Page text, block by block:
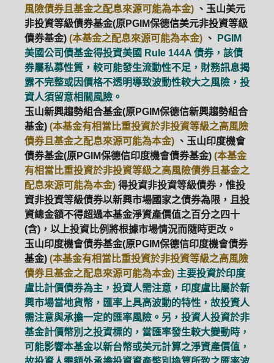
PGIM系列基金 168循環投資
定期(不)定額 高成長基金 月配息
風險債券且基金之配息來源可能為本金) 、玉山美元
非投資等級債券基金(原PGIM保德信美元非投資等級
債券基金) (本基金之配息來源可能為本金) 、
PGIM
美國公司債基金得投資美國 Rule 144A 債券，該債
券屬私募性質，較可能發生流動性不足，財務訊息揭
露不完整或因價格不透明導致波動性較大之風險，投
資人須留意相關風險。
玉山新興趨勢組合基金(原PGIM保德信新興趨勢組合
基金) (本基金有相當比重投資於非投資等級之高風險
債券且基金之配息來源可能為本金) 、玉山印度機會
債券基金(原PGIM保德信印度機會債券基金) (本基金
有相當比重投資於非投資等級之高風險債券且基金之
配息來源可能為本金) 得投資非投資等級債券，惟投
資非投資等級債券以新興市場國家之債券為限，且投
資總金額不得超過本基金淨資產價值之百分之四十
(含)，以上投資比例將根據市場情況而隨時更改。
玉山印度機會債券基金(原PGIM保德信印度機會債券
基金) (本基金有相當比重投資於非投資等級之高風險
債券且基金之配息來源可能為本金) 主要投資於印度
盧比計價債券為主，投資人需注意，印度盧比屬於新
興市場當地貨幣，匯率上具高波動的特性，故投資人
需注意與承擔一定的匯率風險。另，投資人投資於非
基金計價幣別之投資標的，當匯率發生較大變動時，
可能影響本基金以新台幣或美元計算之淨資產價值，